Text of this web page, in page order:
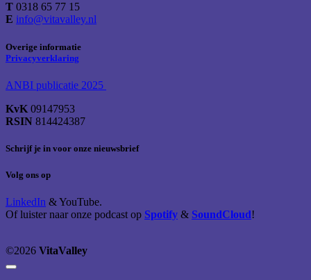
T 0318 65 77 15
E info@vitavalley.nl
Overige informatie
Privacyverklaring
ANBI publicatie 2025
KvK 09147953
RSIN 814424387
Schrijf je in voor onze nieuwsbrief
Volg ons op
LinkedIn & YouTube.
Of luister naar onze podcast op Spotify & SoundCloud!
©2026 VitaValley